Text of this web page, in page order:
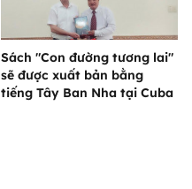
Sách "Con đường tương lai"
sẽ được xuất bản bằng
tiếng Tây Ban Nha tại Cuba